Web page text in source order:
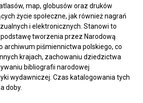
map, globusów oraz druków
życie społeczne, jak również nagrań
i elektronicznych. Stanowi to
tworzenia przez Narodową
archiwum piśmiennictwa polskiego, co
krajach, zachowaniu dziedzictwa
bibliografii narodowej
wydawniczej. Czas katalogowania tych
doby.